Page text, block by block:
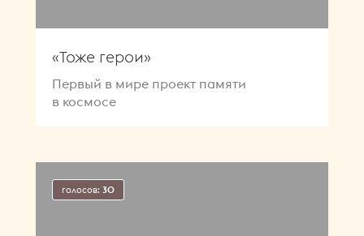
«Тоже герои»
Первый в мире проект памяти
в космосе
голосов: 30